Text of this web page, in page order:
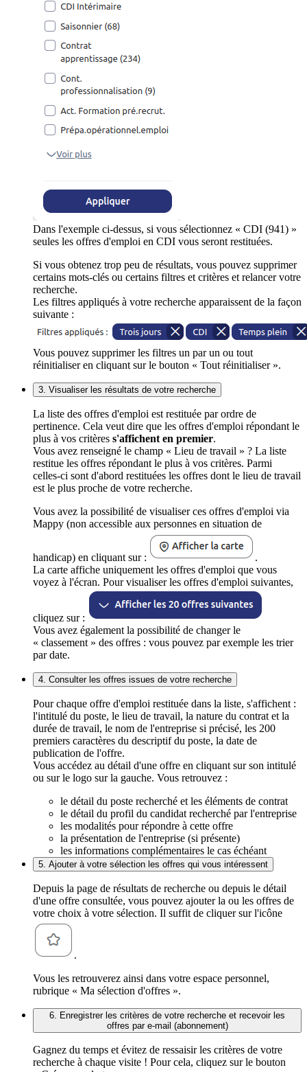
Dans l'exemple ci-dessus, si vous sélectionnez « CDI (941) »
seules les offres d'emploi en CDI vous seront restituées.
Si vous obtenez trop peu de résultats, vous pouvez supprimer
certains mots-clés ou certains filtres et critères et relancer votre
recherche.
Les filtres appliqués à votre recherche apparaissent de la façon
suivante :
Vous pouvez supprimer les filtres un par un ou tout
réinitialiser en cliquant sur le bouton « Tout réinitialiser ».
3. Visualiser les résultats de votre recherche
La liste des offres d'emploi est restituée par ordre de
pertinence. Cela veut dire que les offres d'emploi répondant le
plus à vos critères s'affichent en premier.
Vous avez renseigné le champ « Lieu de travail » ? La liste
restitue les offres répondant le plus à vos critères. Parmi
celles-ci sont d'abord restituées les offres dont le lieu de travail
est le plus proche de votre recherche.
Vous avez la possibilité de visualiser ces offres d'emploi via
Mappy (non accessible aux personnes en situation de
handicap) en cliquant sur :
.
La carte affiche uniquement les offres d'emploi que vous
voyez à l'écran. Pour visualiser les offres d'emploi suivantes,
cliquez sur :
Vous avez également la possibilité de changer le
« classement » des offres : vous pouvez par exemple les trier
par date.
4. Consulter les offres issues de votre recherche
Pour chaque offre d'emploi restituée dans la liste, s'affichent :
l'intitulé du poste, le lieu de travail, la nature du contrat et la
durée de travail, le nom de l'entreprise si précisé, les 200
premiers caractères du descriptif du poste, la date de
publication de l'offre.
Vous accédez au détail d'une offre en cliquant sur son intitulé
ou sur le logo sur la gauche. Vous retrouvez :
le détail du poste recherché et les éléments de contrat
le détail du profil du candidat recherché par l'entreprise
les modalités pour répondre à cette offre
la présentation de l'entreprise (si présente)
les informations complémentaires le cas échéant
5. Ajouter à votre sélection les offres qui vous intéressent
Depuis la page de résultats de recherche ou depuis le détail
d'une offre consultée, vous pouvez ajouter la ou les offres de
votre choix à votre sélection. Il suffit de cliquer sur l'icône
.
Vous les retrouverez ainsi dans votre espace personnel,
rubrique « Ma sélection d'offres ».
6. Enregistrer les critères de votre recherche et recevoir les
offres par e-mail (abonnement)
Gagnez du temps et évitez de ressaisir les critères de votre
recherche à chaque visite ! Pour cela, cliquez sur le bouton